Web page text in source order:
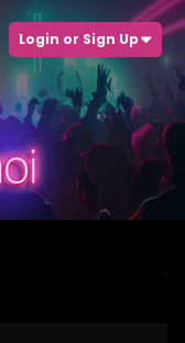
Login or Sign Up